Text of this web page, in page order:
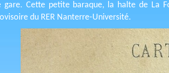
gare. Cette petite baraque, la halte de La
du RER Nanterre-Université.